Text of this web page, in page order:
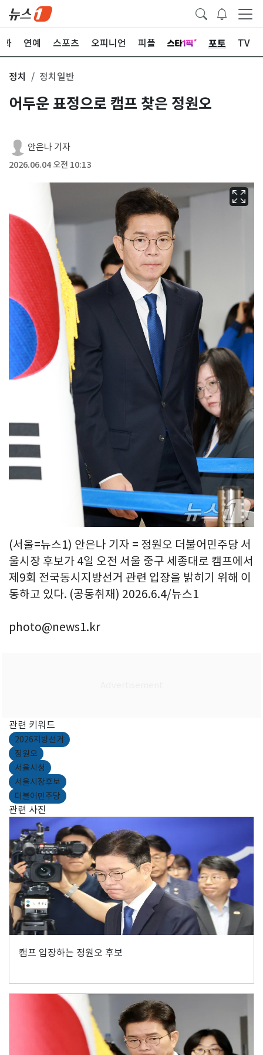
화 연예 스포츠 오피니언 피플 포토 TV
정치 정치일반
어두운 표정으로 캠프 찾은 정원오
안은나 기자
2026.06.04 오전 10:13
(서울=뉴스1) 안은나 기자 = 정원오 더불어민주당 서
울시장 후보가 4일 오전 서울 중구 세종대로 캠프에서
제9회 전국동시지방선거 관련 입장을 밝히기 위해 이
동하고 있다. (공동취재) 2026.6.4/뉴스1
photo@news1.kr
관련 키워드
2026지방선거
정원오
서울시청
서울시장후보
더불어민주당
관련 사진
캠프 입장하는 정원오 후보